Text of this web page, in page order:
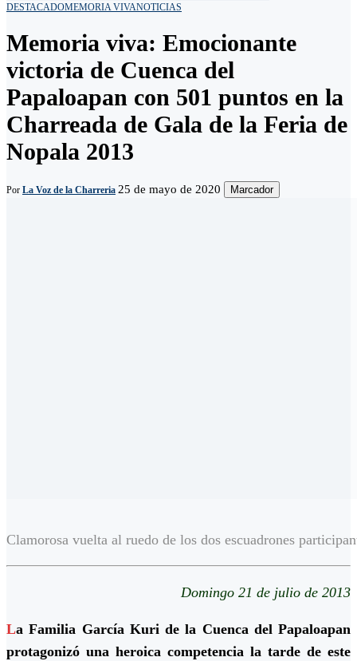
DESTACADOMEMORIA VIVANOTICIAS
Memoria viva: Emocionante
victoria de Cuenca del
Papaloapan con 501 puntos en la
Charreada de Gala de la Feria de
Nopala 2013
Por La Voz de la Charreria 25 de mayo de 2020 Marcador
Clamorosa vuelta al ruedo de los dos escuadrones
Domingo 21 de julio de 2013
La Familia García Kuri de la Cuenca del Papaloapan
protagonizó una heroica competencia la tarde de este